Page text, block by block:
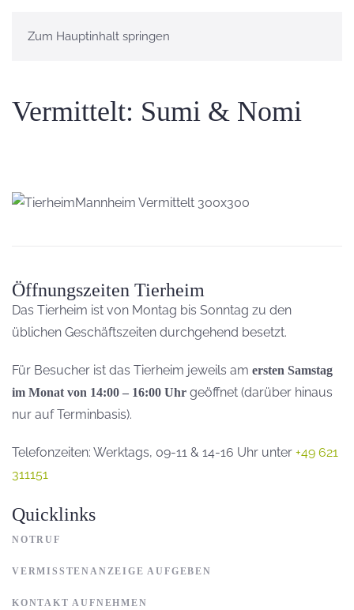
Zum Hauptinhalt springen
Vermittelt: Sumi & Nomi
Öffnungszeiten Tierheim
Das Tierheim ist von Montag bis Sonntag zu den
üblichen Geschäftszeiten durchgehend besetzt.
Für Besucher ist das Tierheim jeweils am ersten Samstag
im Monat von 14:00 – 16:00 Uhr geöffnet (darüber hinaus
nur auf Terminbasis).
Telefonzeiten: Werktags, 09-11 & 14-16 Uhr unter +49 621
311151
Quicklinks
NOTRUF
VERMISSTENANZEIGE AUFGEBEN
KONTAKT AUFNEHMEN